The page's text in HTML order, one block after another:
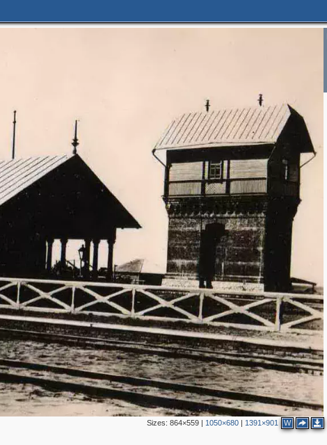
Sizes: 864×559| 1050×680| 1391×901 W